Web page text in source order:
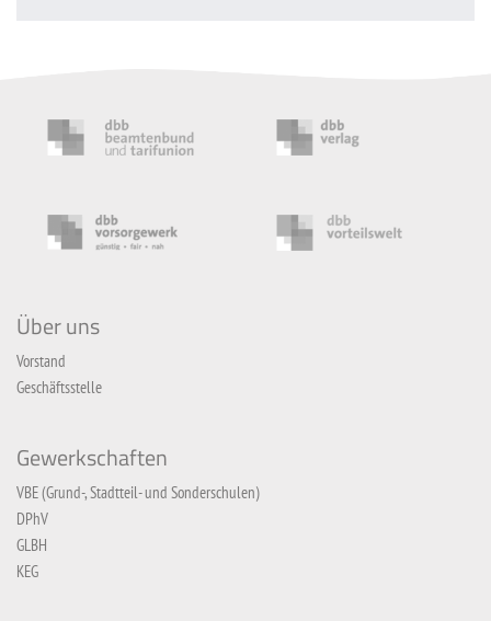
Über uns
Vorstand
Geschäftsstelle
Gewerkschaften
VBE (Grund-, Stadtteil- und Sonderschulen)
DPhV
GLBH
KEG